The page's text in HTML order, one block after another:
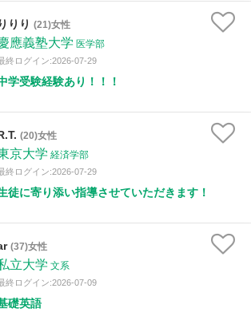
りりり (21)女性
應義塾大学 医学部
終ログイン:2026-07-29
学受験経験あり！！！
(20)女性
京大学 経済学部
終ログイン:2026-07-29
徒に寄り添い指導させていただきます！
(37)女性
立大学 文系
終ログイン:2026-07-09
礎英語